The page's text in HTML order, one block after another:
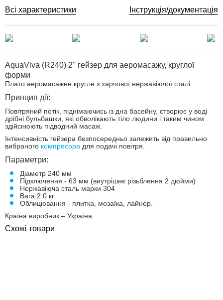
Всі характеристики Інструкція/документація
AquaViva (R240) ​​2" гейзер для аеромасажу, круглої
форми
Плато аеромасажне кругле з харчової нержавіючої сталі.
Принцип дії:
Повітряний потік, піднімаючись із дна басейну, створює у воді
дрібні бульбашки, які обволікають тіло людини і таким чином
здійснюють підводний масаж.
Інтенсивність гейзера безпосередньо залежить від правильно
вибраного компресора для подачі повітря.
Параметри:
Діаметр 240 мм
Підключення - 63 мм (внутрішнє різьблення 2 дюйми)
Нержавіюча сталь марки 304
Вага 2.0 кг
Облицювання - плитка, мозаїка, лайнер.
Країна виробник – Україна.
Схожі товари